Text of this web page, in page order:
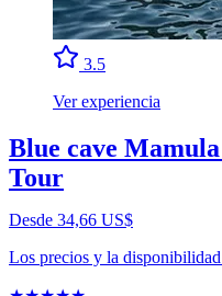
3.5
Ver experiencia
Blue cave
Tour
Desde 34,66 US$
Los precios y la